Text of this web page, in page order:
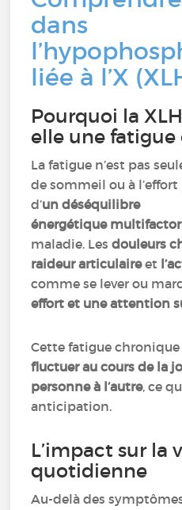
dans
liée à l’X
Pourquoi la
elle une fatigue
La fatigue n’est pas
de sommeil ou à
d’un déséquilibre
énergétique
maladie. Les douleurs
raideur articulaireet
comme se lever ou
effort et une attention
Cette fatigue chronique
fluctuer au cours de la
personne à l’autre, ce
anticipation.
L’impact sur la
quotidienne
Au-delà des